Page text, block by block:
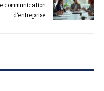
communication
d’entreprise